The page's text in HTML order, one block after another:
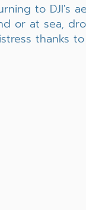
to DJI's
or at sea,
thanks